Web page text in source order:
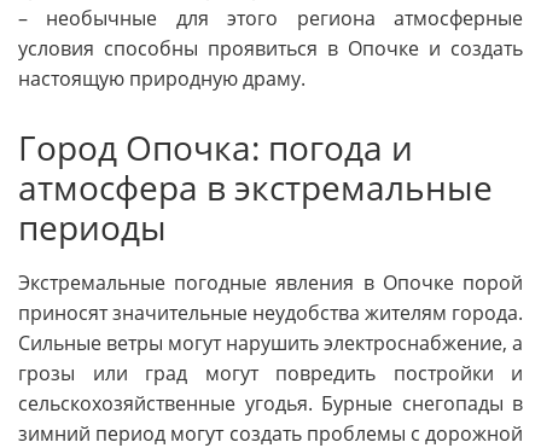
– необычные для этого региона атмосферные
условия способны проявиться в Опочке и создать
настоящую природную драму.
Город Опочка: погода и
атмосфера в экстремальные
периоды
Экстремальные погодные явления в Опочке порой
приносят значительные неудобства жителям города.
Сильные ветры могут нарушить электроснабжение, а
грозы или град могут повредить постройки и
сельскохозяйственные угодья. Бурные снегопады в
зимний период могут создать проблемы с дорожной